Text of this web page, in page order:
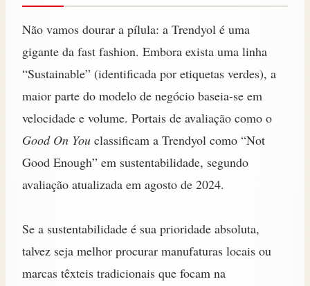
Não vamos dourar a pílula: a Trendyol é uma
gigante da fast fashion. Embora exista uma linha
“Sustainable” (identificada por etiquetas verdes), a
maior parte do modelo de negócio baseia-se em
velocidade e volume. Portais de avaliação como o
Good On You classificam a Trendyol como “Not
Good Enough” em sustentabilidade, segundo
avaliação atualizada em agosto de 2024.
Se a sustentabilidade é sua prioridade absoluta,
talvez seja melhor procurar manufaturas locais ou
marcas têxteis tradicionais que focam na